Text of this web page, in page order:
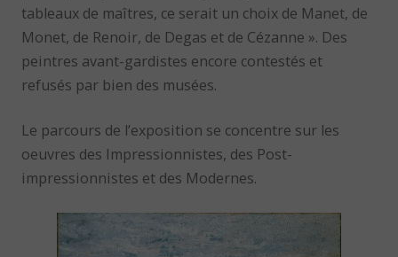
tableaux de maîtres, ce serait un choix de Manet, de
Monet, de Renoir, de Degas et de Cézanne ». Des
peintres avant-gardistes encore contestés et
refusés par bien des musées.
Le parcours de l’exposition se concentre sur les
oeuvres des Impressionnistes, des Post-
impressionnistes et des Modernes.